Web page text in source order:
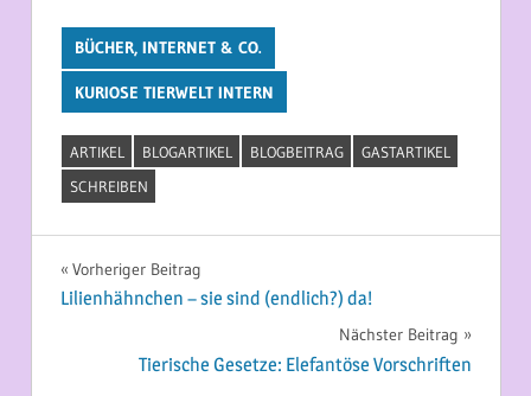
BÜCHER, INTERNET & CO.
KURIOSE TIERWELT INTERN
ARTIKEL BLOGARTIKEL BLOGBEITRAG
GASTARTIKEL
SCHREIBEN
Beitragsnavigation
Vorheriger Beitrag
Lilienhähnchen – sie sind (endlich?) da!
Nächster Beitrag
Tierische Gesetze: Elefantöse Vorschriften